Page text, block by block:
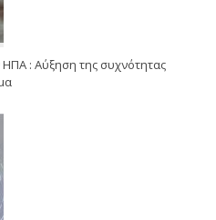
ΗΠΑ : Αύξηση της συχνότητας